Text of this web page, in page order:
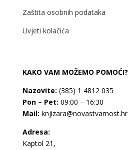
Zaštita osobnih podataka
Uvjeti kolačića
KAKO VAM MOŽEMO POMOĆI?
Nazovite: (385) 1 4812 035
Pon – Pet: 09:00 – 16:30
Mail: knjizara@novastvarnost.hr
Adresa:
Kaptol 21,